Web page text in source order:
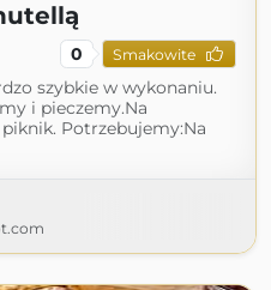
0 Smakowite
szybkie w wykonaniu.
i pieczemy.Na
Potrzebujemy:Na